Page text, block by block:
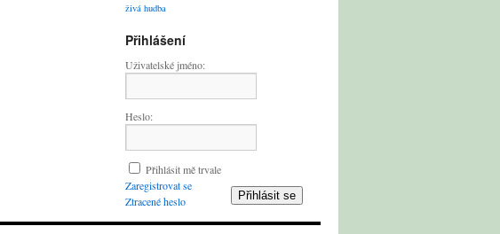
živá hudba
Přihlášení
Uživatelské jméno:
Heslo:
Přihlásit mě trvale
Přihlásit se
Zaregistrovat se
Ztracené heslo